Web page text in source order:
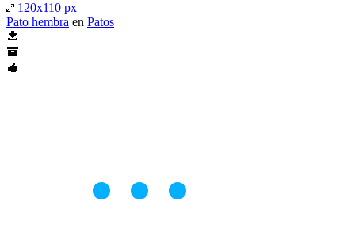
120x110 px
Pato hembra en Patos